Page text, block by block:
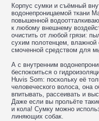
Корпус сумки и съёмный
водонепроницаемой ткани
повышенной
к любому внешнему
очистить от любой грязи:
сухим полотенцем, влажной
смоченной средством для
А с внутренним
беспокоиться о
Huvis Som: поскольку её
человеческого волоса, она
впитывать, рассеивать и
Даже если вы прольёте
и кола! Сумку можно
линяющих собак.